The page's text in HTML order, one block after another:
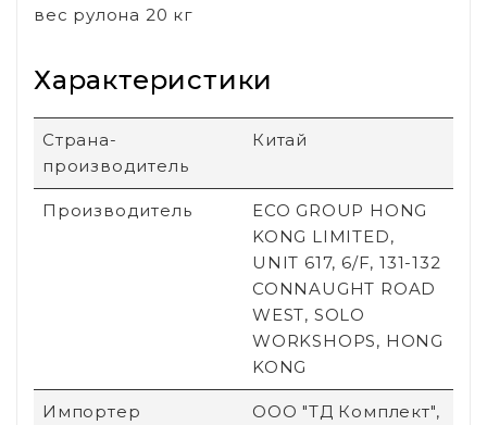
вес рулона 20 кг
Характеристики
Страна-
производитель
Китай
Производитель
ECO GROUP HONG
KONG LIMITED,
UNIT 617, 6/F, 131-132
CONNAUGHT ROAD
WEST, SOLO
WORKSHOPS, HONG
KONG
Импортер
ООО "ТД Комплект",